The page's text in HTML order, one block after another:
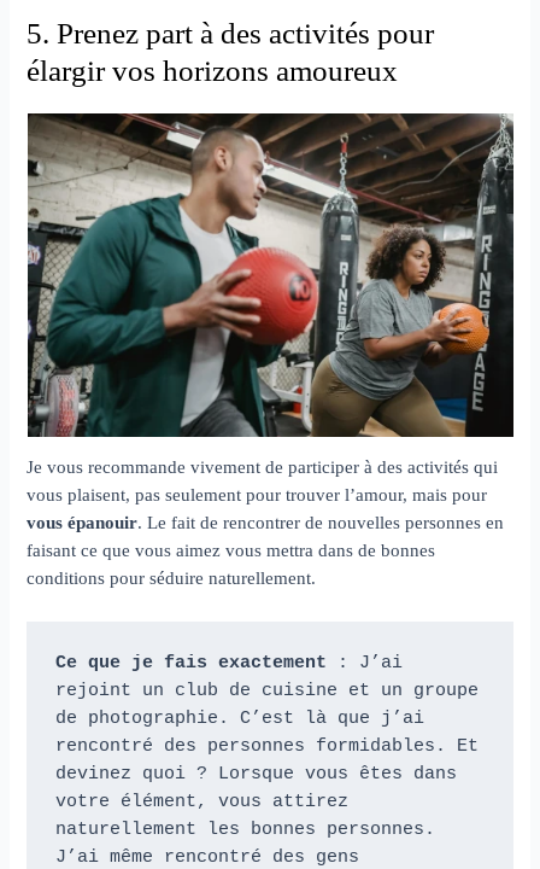
5. Prenez part à des activités pour
élargir vos horizons amoureux
Je vous recommande vivement de participer à des activités qui
vous plaisent, pas seulement pour trouver l’amour, mais pour
vous épanouir. Le fait de rencontrer de nouvelles personnes en
faisant ce que vous aimez vous mettra dans de bonnes
conditions pour séduire naturellement.
Ce que je fais exactement : J’ai
rejoint un club de cuisine et un groupe
de photographie. C’est là que j’ai
rencontré des personnes formidables. Et
devinez quoi ? Lorsque vous êtes dans
votre élément, vous attirez
naturellement les bonnes personnes.
J’ai même rencontré des gens